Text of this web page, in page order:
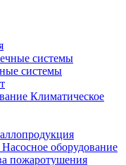
системы
Климатическое
Насосное оборудование